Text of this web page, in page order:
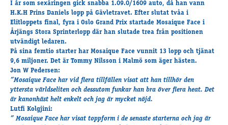
Presentkort
Tävlingsdagar
FAQ
Travkonferens
Exponering & värdskap
Aktiviteter
I år som sexåringen gick snabba 1.09.0/1609 auto, då han vann
H.K.H Prins Daniels lopp på Gävletravet. Efter slutat tvåa i
Elitloppets final, fyra i Oslo Grand Prix startade Mosaique Face i
Årjängs Stora Sprinterlopp där han slutade trea från positionen
utvändigt ledaren.
På sina femtio starter har Mosaique Face vunnit 13 lopp och tjänat
9,6 miljoner. Det är Tommy Nilsson i Malmö som äger hästen.
Jon W Pedersen:
”Mosaique Face har vid flera tillfällen visat att han tillhör den
yttersta världseliten och dessutom funkar han bra över flera heat. Det
är kanonhäst helt enkelt och jag är mycket nöjd.
Lutfi Kolgjini:
” Mosaique Face har visat toppform i de senaste starterna och jag är